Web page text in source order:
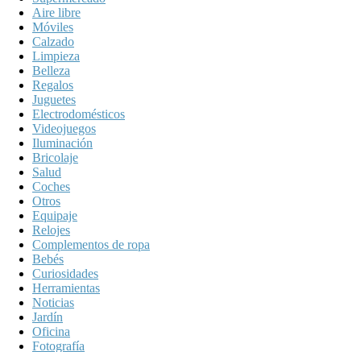
Aire libre
Móviles
Calzado
Limpieza
Belleza
Regalos
Juguetes
Electrodomésticos
Videojuegos
Iluminación
Bricolaje
Salud
Coches
Otros
Equipaje
Relojes
Complementos de ropa
Bebés
Curiosidades
Herramientas
Noticias
Jardín
Oficina
Fotografía